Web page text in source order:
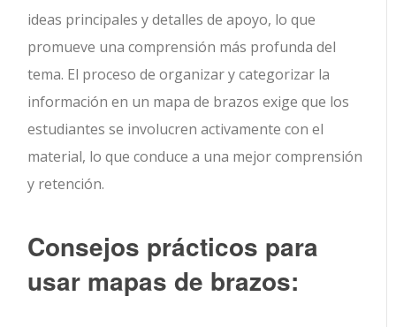
ideas principales y detalles de apoyo, lo que
promueve una comprensión más profunda del
tema. El proceso de organizar y categorizar la
información en un mapa de brazos exige que los
estudiantes se involucren activamente con el
material, lo que conduce a una mejor comprensión
y retención.
Consejos prácticos para
usar mapas de brazos: